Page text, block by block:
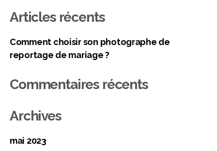
Articles récents
Comment choisir son photographe de
reportage de mariage ?
Commentaires récents
Archives
mai 2023